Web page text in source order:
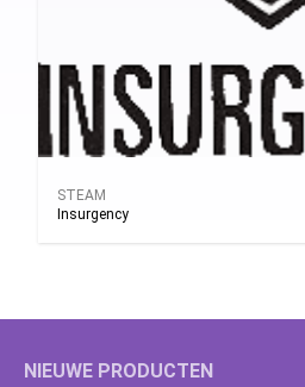
STEAM
Insurgency
NIEUWE PRODUCTEN